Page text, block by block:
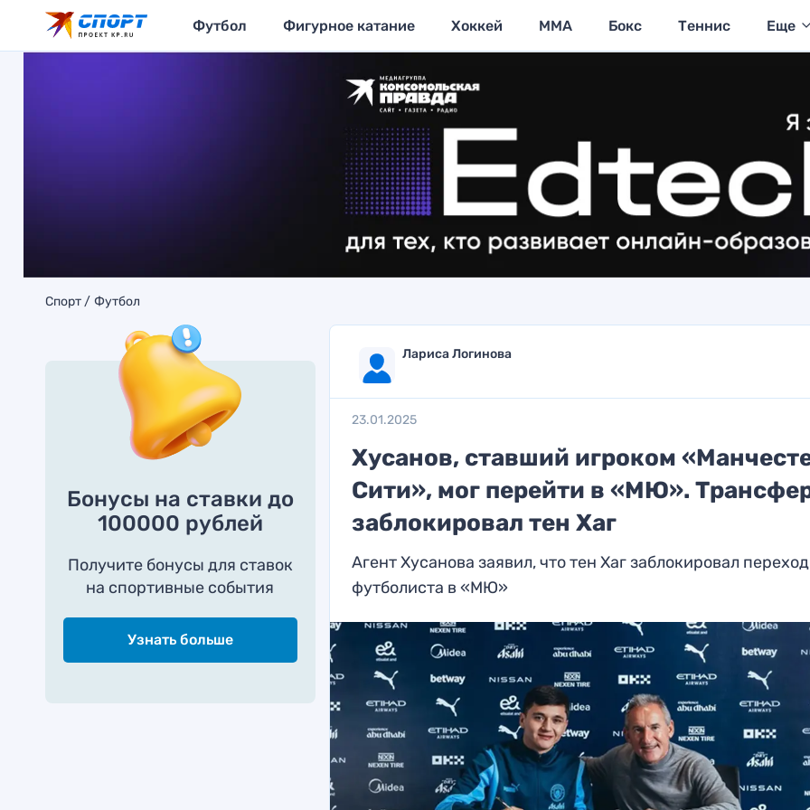
Футбол Фигурное катание Хоккей MMA Бокс Теннис Еще
Спорт Футбол
Бонусы на ставки до
100000 рублей
Получите бонусы для ставок
на спортивные события
Узнать больше
Лариса Логинова
23.01.2025
Хусанов, ставший игроком
Сити», мог перейти в «МЮ».
заблокировал тен Хаг
Агент Хусанова заявил, что тен Хаг заблокировал переход
футболиста в «МЮ»